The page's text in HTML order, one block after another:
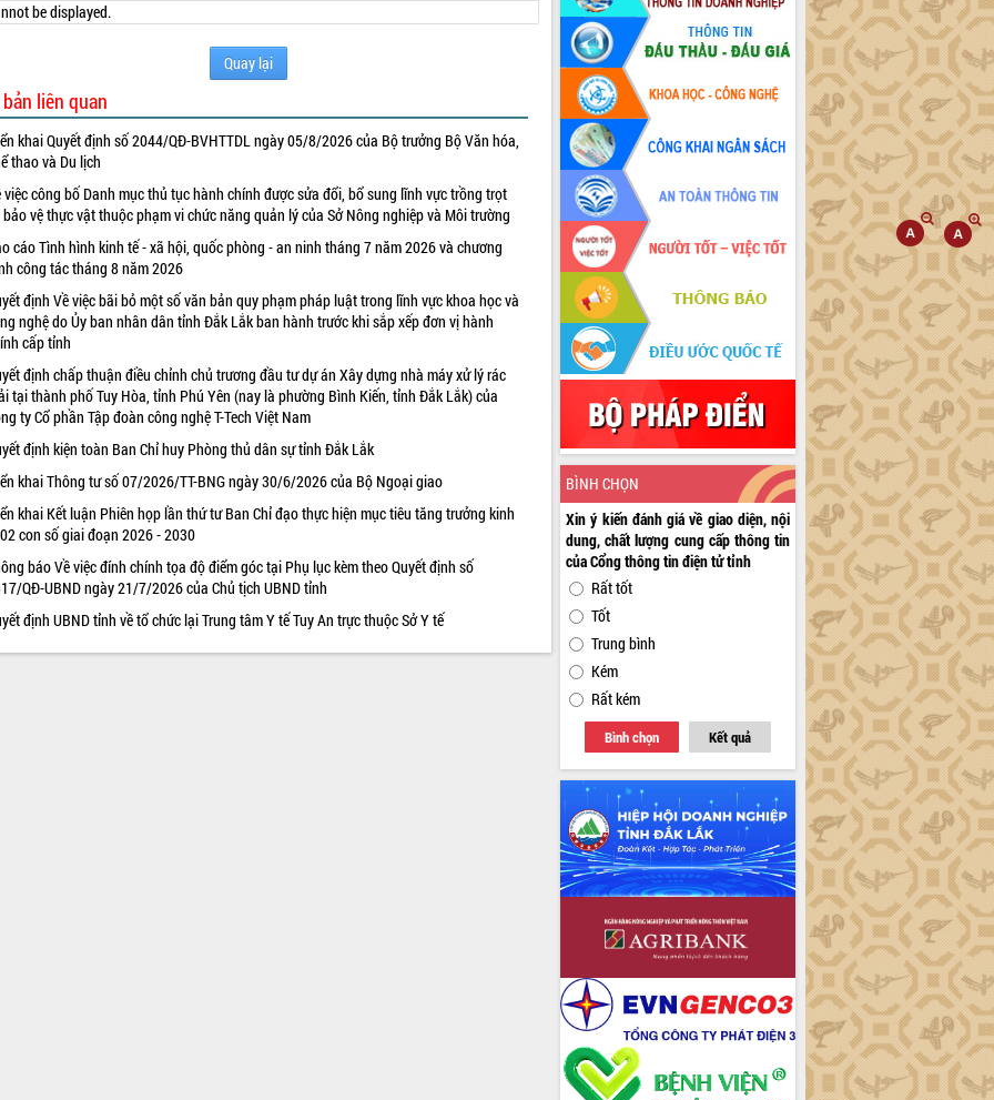
be displayed.
Quay lại
liên quan
khai Quyết định số 2044/QĐ-BVHTTDL ngày 05/8/2026 của Bộ trưởng Bộ Văn hóa,
thao và Du lịch
việc công bố Danh mục thủ tục hành chính được sửa đổi, bổ sung lĩnh vực trồng trọt
bảo vệ thực vật thuộc phạm vi chức năng quản lý của Sở Nông nghiệp và Môi trường
cáo Tình hình kinh tế - xã hội, quốc phòng - an ninh tháng 7 năm 2026 và chương
công tác tháng 8 năm 2026
định Về việc bãi bỏ một số văn bản quy phạm pháp luật trong lĩnh vực khoa học và
nghệ do Ủy ban nhân dân tỉnh Đắk Lắk ban hành trước khi sắp xếp đơn vị hành
cấp tỉnh
định chấp thuận điều chỉnh chủ trương đầu tư dự án Xây dựng nhà máy xử lý rác
tại thành phố Tuy Hòa, tỉnh Phú Yên (nay là phường Bình Kiến, tỉnh Đắk Lắk) của
ty Cổ phần Tập đoàn công nghệ T-Tech Việt Nam
định kiện toàn Ban Chỉ huy Phòng thủ dân sự tỉnh Đắk Lắk
khai Thông tư số 07/2026/TT-BNG ngày 30/6/2026 của Bộ Ngoại giao
khai Kết luận Phiên họp lần thứ tư Ban Chỉ đạo thực hiện mục tiêu tăng trưởng kinh
con số giai đoạn 2026 - 2030
báo Về việc đính chính tọa độ điểm góc tại Phụ lục kèm theo Quyết định số
QĐ-UBND ngày 21/7/2026 của Chủ tịch UBND tỉnh
định UBND tỉnh về tổ chức lại Trung tâm Y tế Tuy An trực thuộc Sở Y tế
BÌNH CHỌN
Xin ý kiến đánh giá về giao diện, nội
dung, chất lượng cung cấp thông tin
của Cổng thông tin điện tử tỉnh
Rất tốt
Tốt
Trung bình
Kém
Rất kém
Bình chọn Kết quả